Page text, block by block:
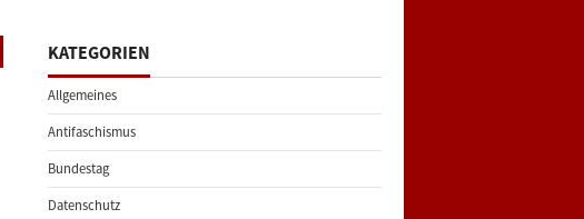
KATEGORIEN
Allgemeines
Antifaschismus
Bundestag
Datenschutz